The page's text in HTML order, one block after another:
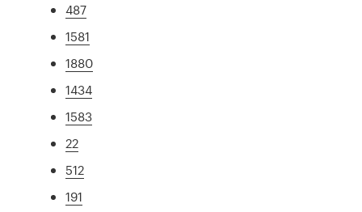
487
1581
1880
1434
1583
22
512
191